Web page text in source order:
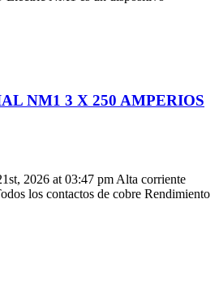
NM1 3 X 250 AMPERIOS
2026 at 03:47 pm Alta corriente
los contactos de cobre Rendimiento